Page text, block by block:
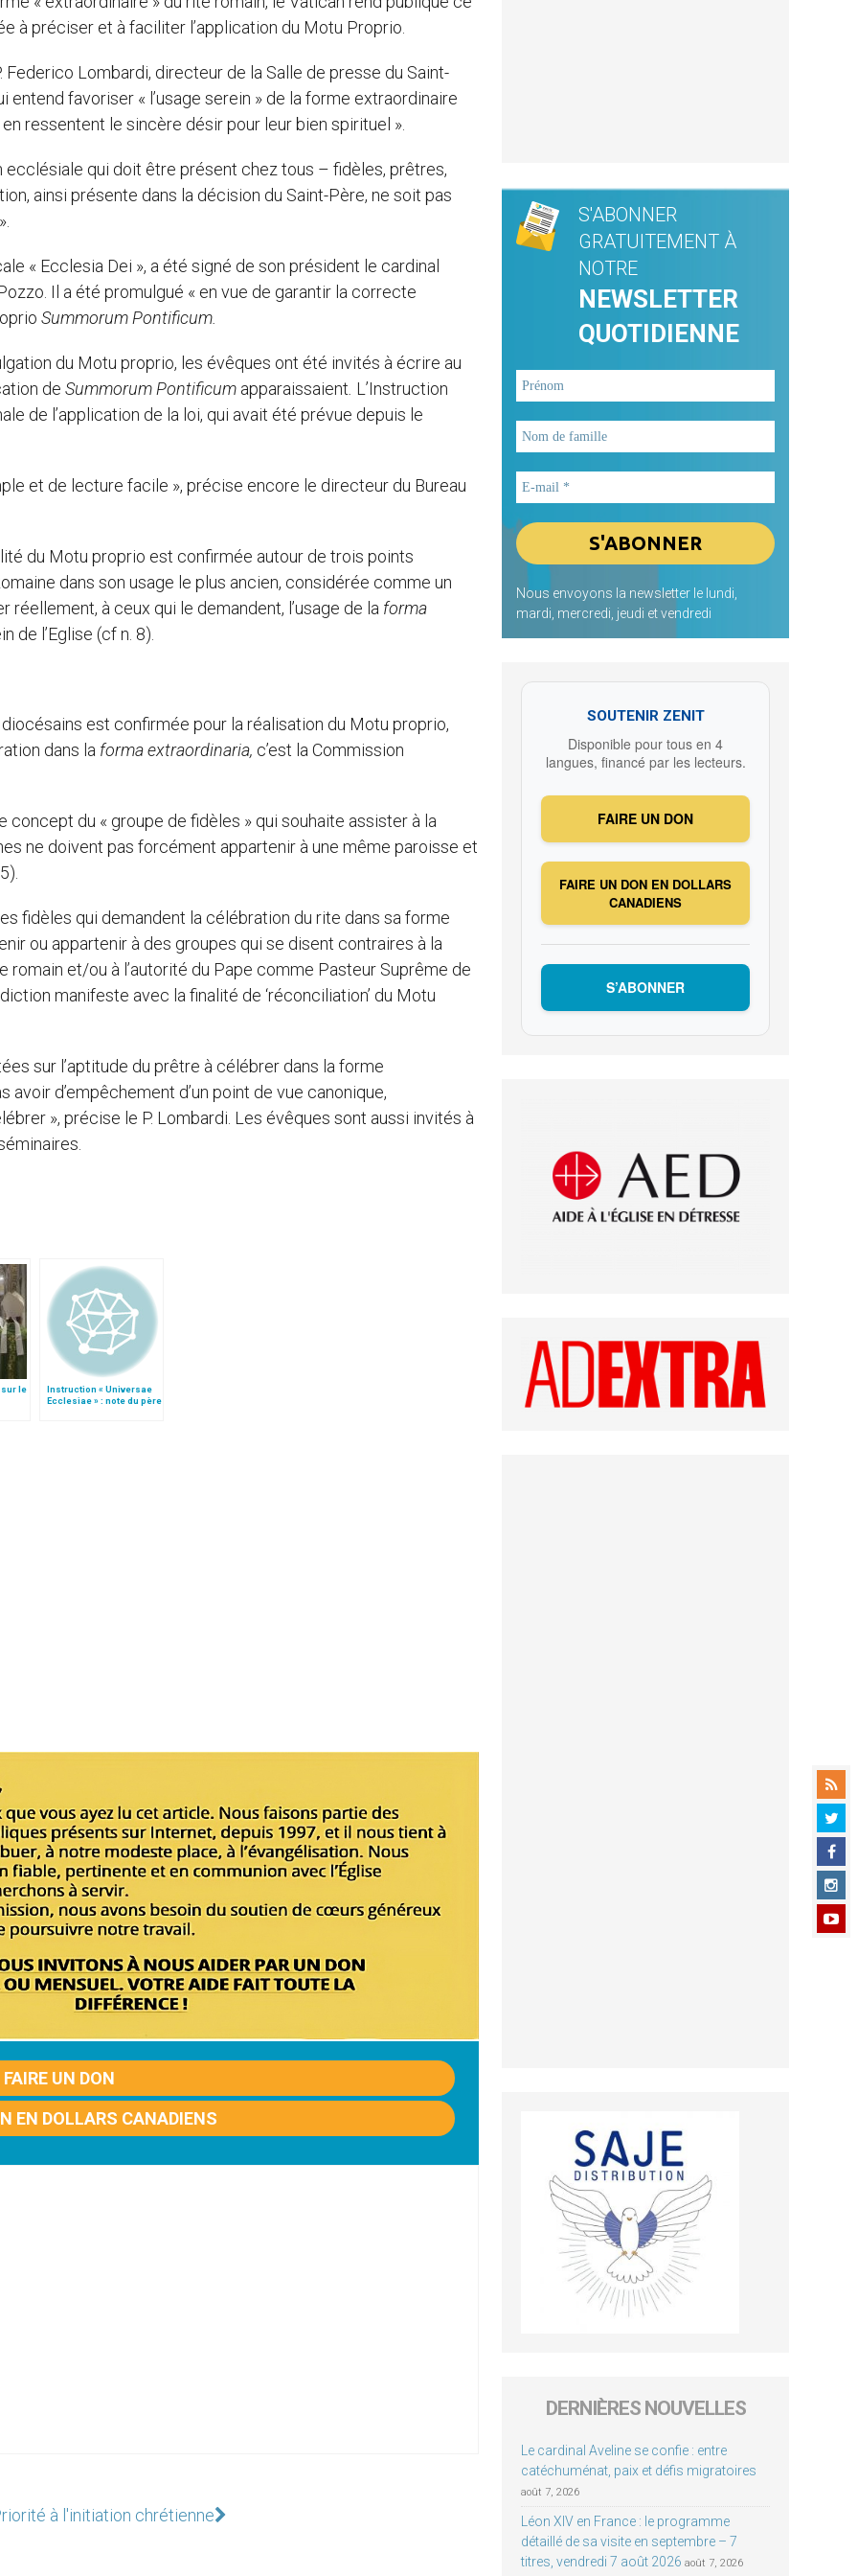
à préciser et à faciliter l’application du Motu Proprio.
Lombardi, directeur de la Salle de presse du Saint-
entend favoriser « l’usage serein » de la forme extraordinaire
ressentent le sincère désir pour leur bien spirituel ».
ecclésiale qui doit être présent chez tous – fidèles, prêtres,
ainsi présente dans la décision du Saint-Père, ne soit pas
« Ecclesia Dei », a été signé de son président le cardinal
Il a été promulgué « en vue de garantir la correcte
Summorum Pontificum.
du Motu proprio, les évêques ont été invités à écrire au
de Summorum Pontificum apparaissaient L’Instruction
de l’application de la loi, qui avait été prévue depuis le
et de lecture facile », précise encore le directeur du Bureau
du Motu proprio est confirmée autour de trois points
dans son usage le plus ancien, considérée comme un
à ceux qui le demandent, l’usage de la forma
de l’Eglise (cf n. 8).
est confirmée pour la réalisation du Motu proprio,
dans la forma extraordinaria, c’est la Commission
du « groupe de fidèles » qui souhaite assister à la
ne doivent pas forcément appartenir à une même paroisse et
fidèles qui demandent la célébration du rite dans sa forme
ou appartenir à des groupes qui se disent contraires à la
et/ou à l’autorité du Pape comme Pasteur Suprême de
manifeste avec la finalité de ‘réconciliation’ du Motu
sur l’aptitude du prêtre à célébrer dans la forme
d’empêchement d’un point de vue canonique,
», précise le P. Lombardi. Les évêques sont aussi invités à
sur le
Instruction « Universae
Ecclesiae » : note du père
FAIRE UN DON
EN DOLLARS CANADIENS
à l'initiation chrétienne
S'ABONNER
GRATUITEMENT À
NOTRE
NEWSLETTER
QUOTIDIENNE
Nous envoyons la newsletter le lundi,
mardi, mercredi, jeudi et vendredi
SOUTENIR ZENIT
Disponible pour tous en 4
langues, financé par les lecteurs.
FAIRE UN DON
FAIRE UN DON EN DOLLARS
CANADIENS
S’ABONNER
DERNIÈRES NOUVELLES
Le cardinal Aveline se confie : entre
catéchuménat, paix et défis migratoires
août 7, 2026
Léon XIV en France : le programme
détaillé de sa visite en septembre – 7
titres, vendredi 7 août 2026 août 7, 2026